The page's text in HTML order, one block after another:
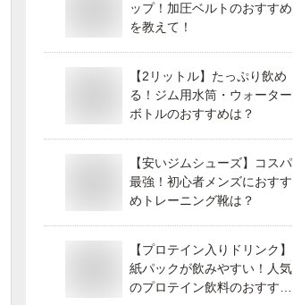
ップ！加圧ベルトのおすすめ
を教えて！
【2リットル】たっぷり飲め
る！ジム用水筒・ウォーター
ボトルのおすすめは？
【安いジムシューズ】コスパ
最強！初心者メンズにおすす
めトレーニング靴は？
【プロテイン入りドリンク】
紙パックが飲みやすい！人気
のプロテイン飲料のおすすめ